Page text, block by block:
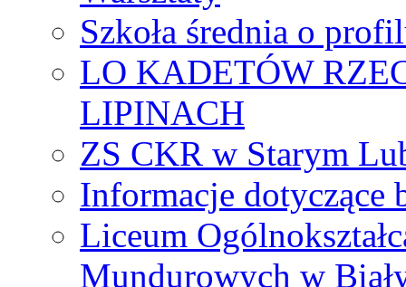
Szkoła średnia o
LO KADETÓW
LIPINACH
ZS CKR w Starym
Informacje dotyczące
Liceum
Mundurowych w